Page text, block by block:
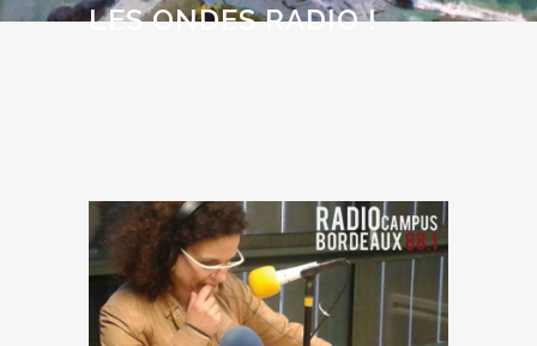
LES ONDES RADIO !